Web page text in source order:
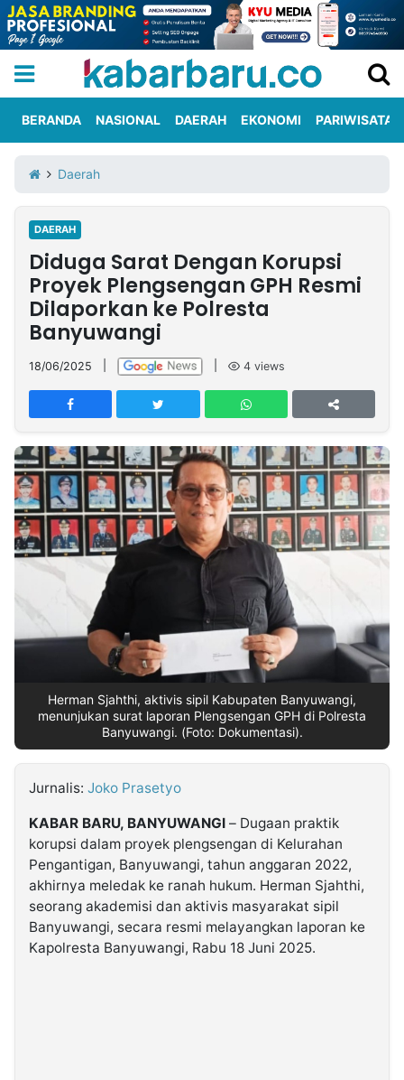
Iklan
Berita
Kami
Nasional
International
Olahraga
Entertainment
Daerah
Pariwisata
Kuliner
Kolom
Network
PT
TREETAN
MULTIMEDIA
INDONESIA
Partner
Insight
NTB
Suara
Time
Lens
IDN
Daily
Jogja
Jalan
Rakyat
Idealita
News
Kita
Notice
Dinamikapost.com
Radar
Baru
Seedbacklink
Kabarbaru
Kabarbaru.co
2026
Kabarbaru
BERANDA NASIONAL DAERAH EKONOMI PARIWISATA
Daerah
DAERAH
Diduga Sarat Dengan Korupsi
Proyek Plengsengan GPH Resmi
Dilaporkan ke Polresta
Banyuwangi
18/06/2025 4 views
Herman Sjahthi, aktivis sipil Kabupaten Banyuwangi,
menunjukan surat laporan Plengsengan GPH di Polresta
Banyuwangi. (Foto: Dokumentasi).
Jurnalis: Joko Prasetyo
KABAR BARU, BANYUWANGI – Dugaan praktik
korupsi dalam proyek plengsengan di Kelurahan
Pengantigan, Banyuwangi, tahun anggaran 2022,
akhirnya meledak ke ranah hukum. Herman Sjahthi,
seorang akademisi dan aktivis masyarakat sipil
Banyuwangi, secara resmi melayangkan laporan ke
Kapolresta Banyuwangi, Rabu 18 Juni 2025.